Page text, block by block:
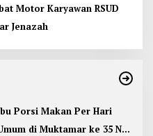
Motor Karyawan RSUD
Jenazah
Porsi Makan Per Hari
di Muktamar ke 35 NU